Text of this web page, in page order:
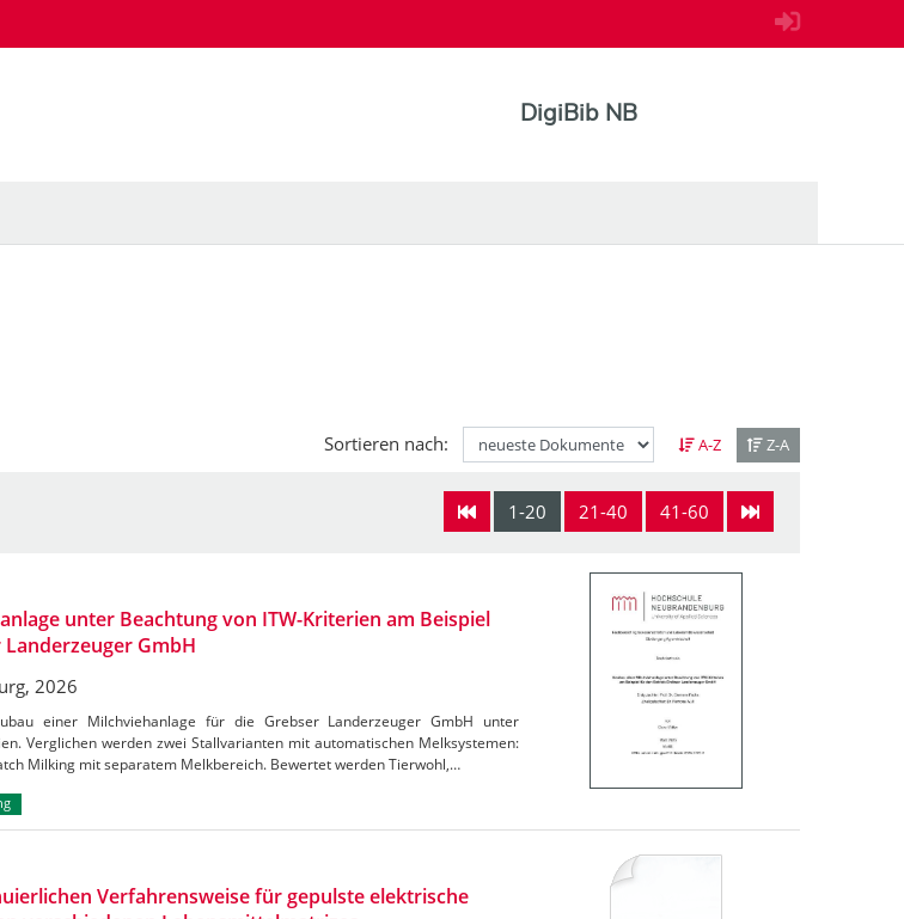
DigiBib NB
Sortieren nach: A-Z Z-A
1-20 21-40 41-60
unter Beachtung von ITW-Kriterien am Beispiel
GmbH
2026
einer Milchviehanlage für die Grebser Landerzeuger GmbH unter
Verglichen werden zwei Stallvarianten mit automatischen Melksystemen:
Milking mit separatem Melkbereich. Bewertet werden Tierwohl,…
Verfahrensweise für gepulste elektrische